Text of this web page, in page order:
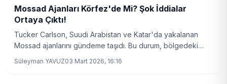
Mossad Ajanları Körfez'de Mi? Şok İddialar
Ortaya Çıktı!
Tucker Carlson, Suudi Arabistan ve Katar'da yakalanan
Mossad ajanlarını gündeme taşıdı. Bu durum, bölgedeki
Süleyman YAVUZ03 Mart 2026, 16:16